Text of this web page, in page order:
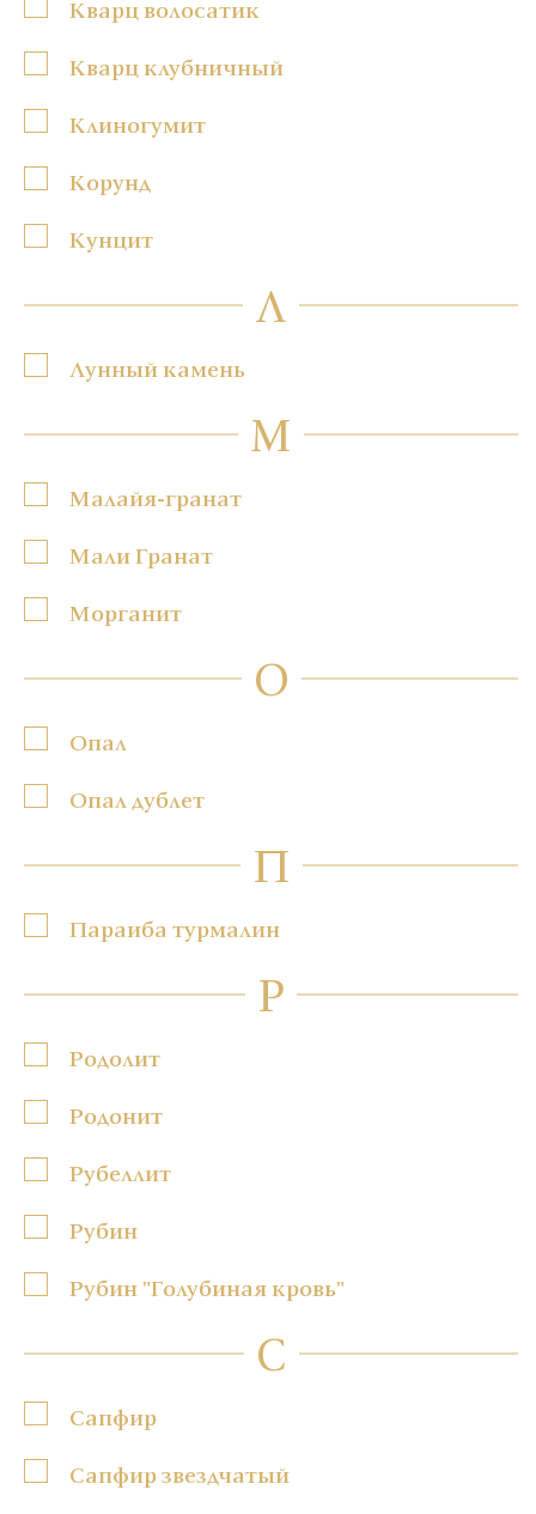
Кварц волосатик
Кварц клубничный
Клиногумит
Корунд
Кунцит
Л
Лунный камень
М
Малайя-гранат
Мали Гранат
Морганит
О
Опал
Опал дублет
П
Параиба турмалин
Р
Родолит
Родонит
Рубеллит
Рубин
Рубин "Голубиная кровь"
С
Сапфир
Сапфир звездчатый